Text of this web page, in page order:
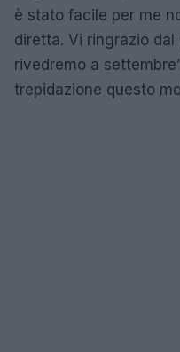
è stato facile per me
diretta. Vi ringrazio
rivedremo a
trepidazione questo